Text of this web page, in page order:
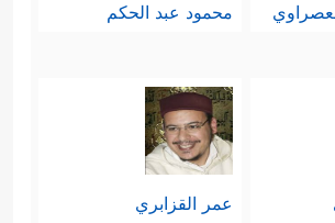
محمود عبد الحكم
عمر القزابري